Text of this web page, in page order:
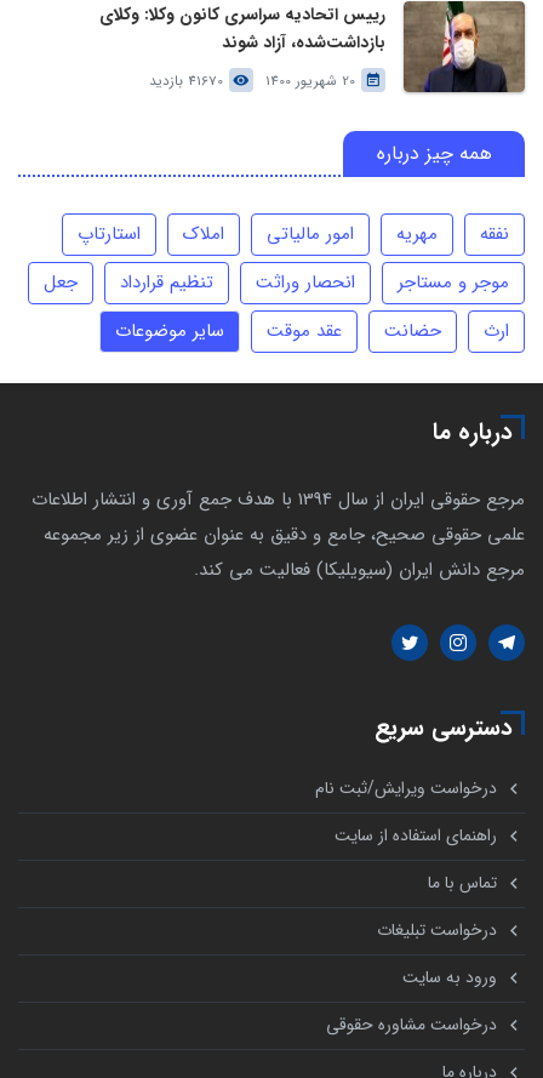
رییس اتحادیه سراسری کانون وکلا: وکلای
بازداشت‌شده، آزاد شوند
20 شهریور 1400 41670 بازدید
همه چیز درباره
نفقه مهریه امور مالیاتی املاک
استارتاپ
موجر و مستاجر
انحصار وراثت تنظیم قرارداد
جعل
ارث
حضانت عقد موقت سایر موضوعات
درباره ما
مرجع حقوقی ایران از سال 1394 با هدف جمع آوری و انتشار اطلاعات
علمی حقوقی صحیح، جامع و دقیق به عنوان عضوی از زیر مجموعه
مرجع دانش ایران (سیویلیکا) فعالیت می کند.
دسترسی سریع
درخواست ویرایش/ثبت نام
راهنمای استفاده از سایت
تماس با ما
درخواست تبلیغات
ورود به سایت
درخواست مشاوره حقوقی
درباره ما